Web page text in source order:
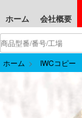
ホーム 会社概要
ホーム > IWCコピー